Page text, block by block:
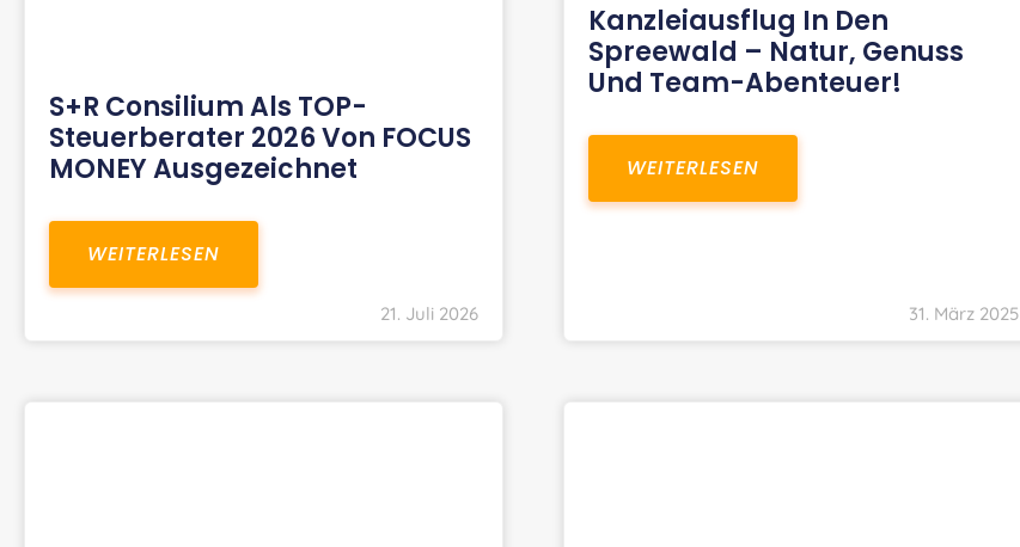
S+R Consilium Als TOP-
Steuerberater 2026 Von FOCUS
MONEY Ausgezeichnet
WEITERLESEN
21. Juli 2026
Kanzleiausflug In Den
Spreewald – Natur, Genuss
Und Team-Abenteuer!
WEITERLESEN
31. März 2025